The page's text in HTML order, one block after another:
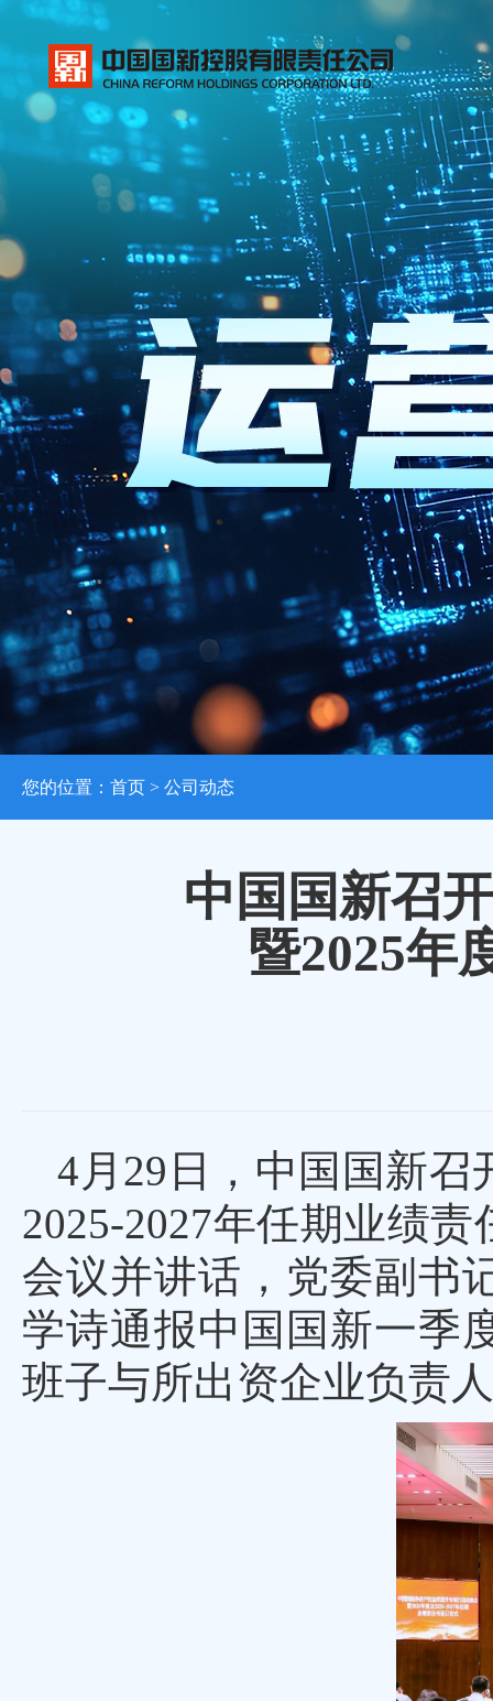
您的位置： 首页 > 公司动态
中国国新召
暨2025年
4月29日，中国国新召
2025-2027年任期业绩
会议并讲话，党委副书
学诗通报中国国新一季
班子与所出资企业负责